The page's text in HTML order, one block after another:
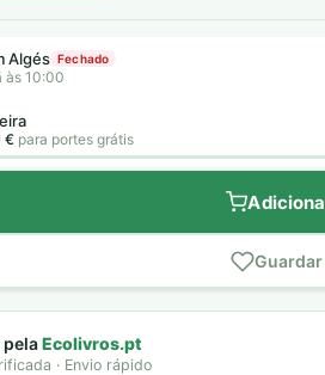
Algés Fechado
às 10:00
€ para portes grátis
pelaEcolivros.pt
· Envio rápido